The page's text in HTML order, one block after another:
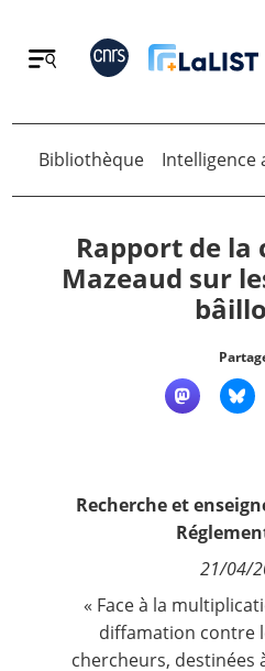
Retour
Contact
Retour
Bibliothèque Intelligence
Rapport de la
Mazeaud sur
Recherche et
21/04/
« Face à la
diffamation contre
chercheurs,